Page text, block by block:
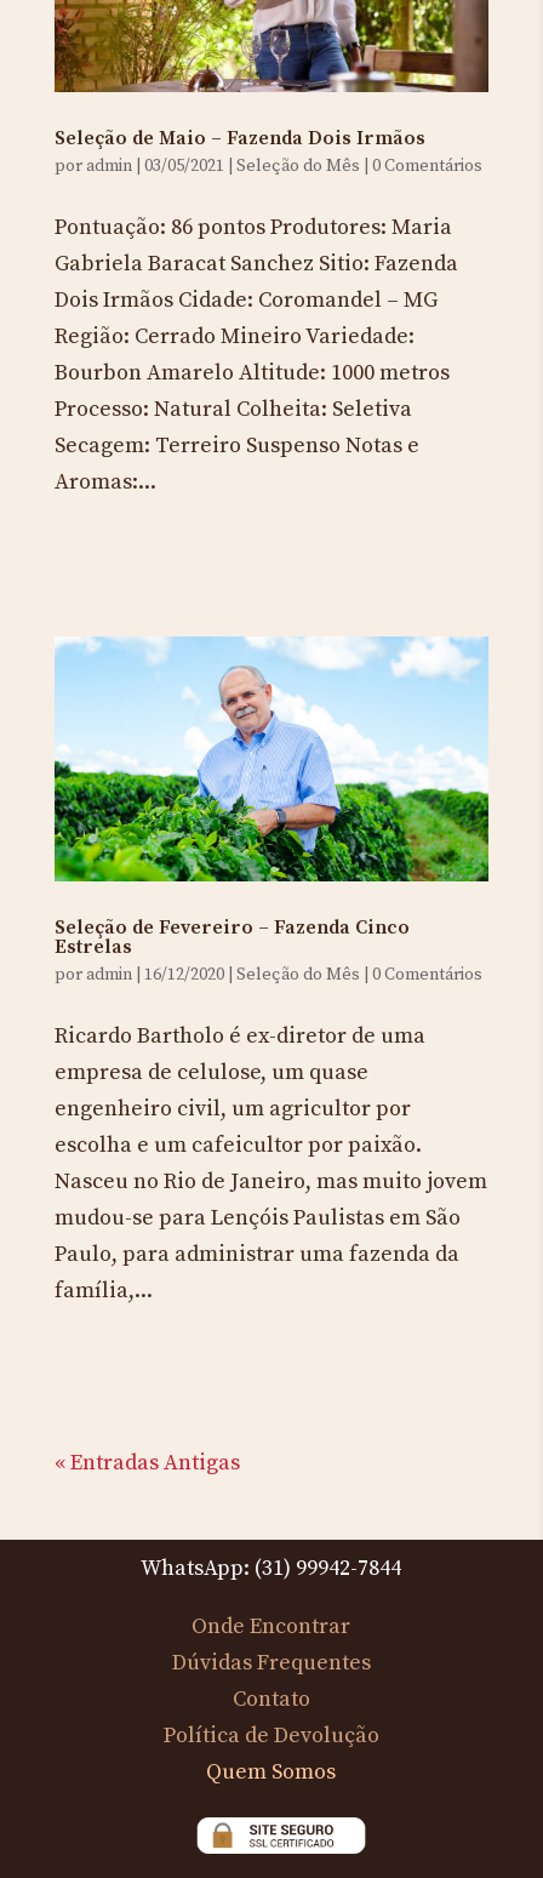
Seleção de Maio – Fazenda Dois Irmãos
poradmin| 03/05/2021 Seleção do Mês 0 Comentários
Pontuação: 86 pontos Produtores: Maria
Gabriela Baracat Sanchez Sitio: Fazenda
Dois Irmãos Cidade: Coromandel – MG
Região: Cerrado Mineiro Variedade:
Bourbon Amarelo Altitude: 1000 metros
Processo: Natural Colheita: Seletiva
Secagem: Terreiro Suspenso Notas e
Aromas:...
Seleção de Fevereiro – Fazenda Cinco
Estrelas
poradmin| 16/12/2020| Seleção do Mês 0 Comentários
Ricardo Bartholo é ex-diretor de uma
empresa de celulose, um quase
engenheiro civil, um agricultor por
escolha e um cafeicultor por paixão.
Nasceu no Rio de Janeiro, mas muito jovem
mudou-se para Lençóis Paulistas em São
Paulo, para administrar uma fazenda da
família,...
« Entradas Antigas
WhatsApp: (31) 99942-7844
Onde Encontrar
Dúvidas Frequentes
Contato
Política de Devolução
Quem Somos